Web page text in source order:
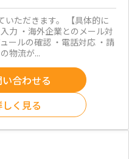
いただきます。 【具体的に
力 ・海外企業とのメール対
ールの確認 ・電話対応 ・請
物流が...
合わせる
く見る